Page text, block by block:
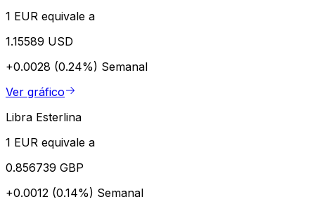
1 EUR equivale a
1.15589 USD
+0.0028 (0.24%) Semanal
Ver gráfico
Libra Esterlina
1 EUR equivale a
0.856739 GBP
+0.0012 (0.14%) Semanal